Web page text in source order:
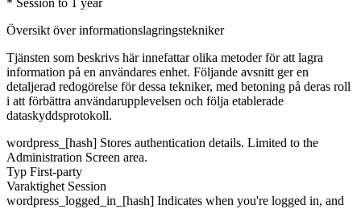
Översikt över informationslagringstekniker
Tjänsten som beskrivs här innefattar olika metoder för att lagra
information på en användares enhet. Följande avsnitt ger en
detaljerad redogörelse för dessa tekniker, med betoning på deras roll
i att förbättra användarupplevelsen och följa etablerade
dataskyddsprotokoll.
wordpress_[hash] Stores authentication details. Limited to the
Administration Screen area.
Typ First-party
Varaktighet Session
wordpress_logged_in_[hash] Indicates when you're logged in, and